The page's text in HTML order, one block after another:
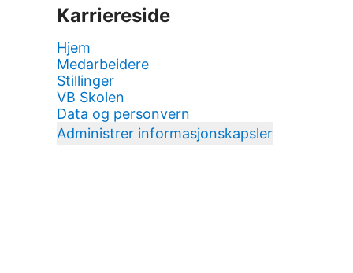
Karriereside
Hjem
Medarbeidere
Stillinger
VB Skolen
Data og personvern
Administrer informasjonskapsler